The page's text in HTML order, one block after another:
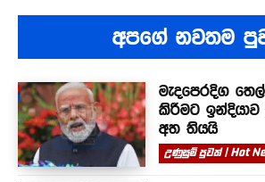
අපගේ නවතම
මැදපෙරදිග
කිරීමට ඉන්දියාව
අත තියයි
උණුසුම් පුවත් | Hot